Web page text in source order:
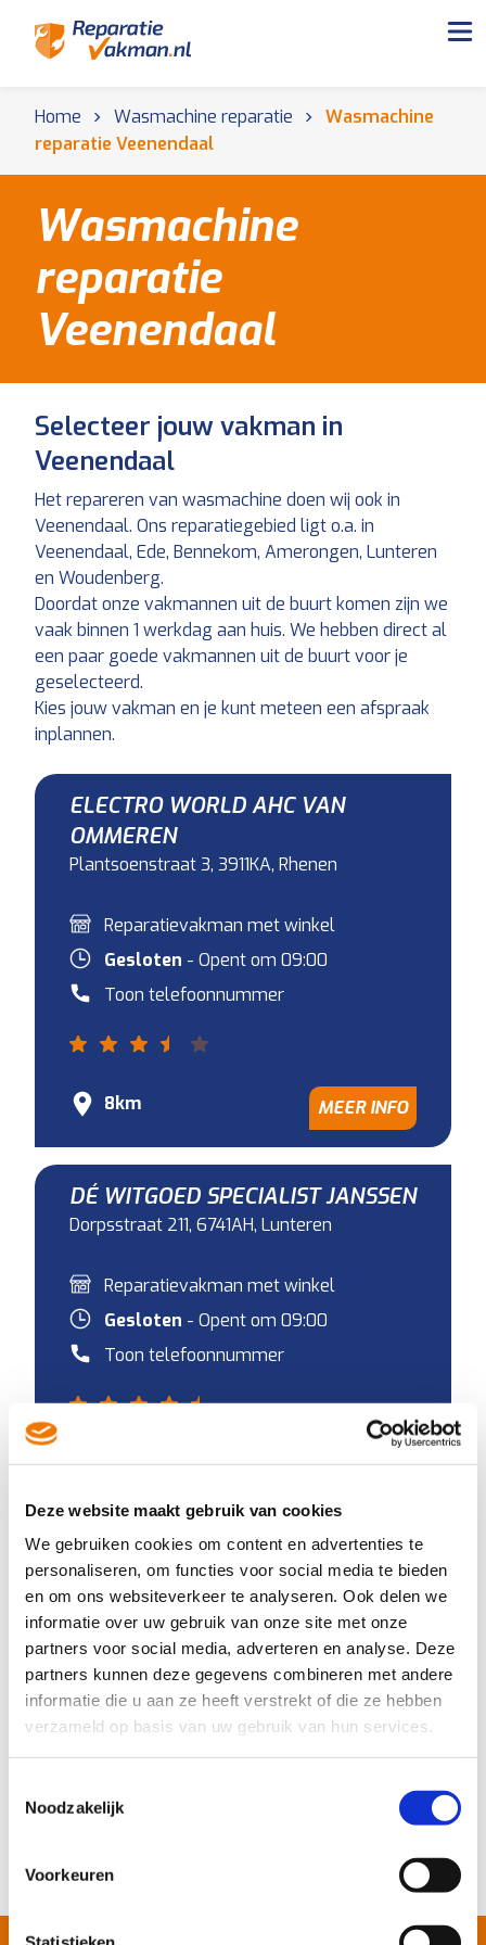
Deze website maakt gebruik van cookies
We gebruiken cookies om content en advertenties te
personaliseren, om functies voor social media te bieden
en om ons websiteverkeer te analyseren. Ook delen we
informatie over uw gebruik van onze site met onze
partners voor social media, adverteren en analyse. Deze
partners kunnen deze gegevens combineren met andere
informatie die u aan ze heeft verstrekt of die ze hebben
verzameld op basis van uw gebruik van hun services.
Noodzakelijk
Voorkeuren
Home Wasmachine reparatie
Wasmachine
reparatie Veenendaal
Wasmachine
reparatie
Veenendaal
Selecteer jouw vakman in
Veenendaal
Het repareren van wasmachine doen wij ook in
Veenendaal. Ons reparatiegebied ligt o.a. in
Veenendaal, Ede, Bennekom, Amerongen, Lunteren
en Woudenberg.
Doordat onze vakmannen uit de buurt komen zijn we
vaak binnen 1 werkdag aan huis. We hebben direct al
een paar goede vakmannen uit de buurt voor je
geselecteerd.
Kies jouw vakman en je kunt meteen een afspraak
inplannen.
ELECTRO WORLD AHC VAN
OMMEREN
Plantsoenstraat 3, 3911KA, Rhenen
Reparatievakman met winkel
Gesloten - Opent om 09:00
Toon telefoonnummer
8km MEER INFO
DÉ WITGOED SPECIALIST JANSSEN
Dorpsstraat 211, 6741AH, Lunteren
Reparatievakman met winkel
Gesloten - Opent om 09:00
Toon telefoonnummer
8km MEER INFO
ELECTRO WORLD AHC VAN
OMMEREN
Dorpsstraat 1, 4033EW, Lienden
Reparatievakman met winkel
Gesloten- Opent om 09:00
MEER INFO